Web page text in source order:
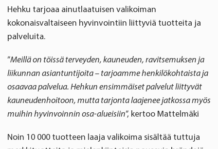
Hehku tarjoaa ainutlaatuisen valikoiman
kokonaisvaltaiseen hyvinvointiin liittyviä tuotteita ja
palveluita.
”Meillä on töissä terveyden, kauneuden, ravitsemuksen ja
liikunnan asiantuntijoita – tarjoamme henkilökohtaista ja
osaavaa palvelua. Hehkun ensimmäiset palvelut liittyvät
kauneudenhoitoon, mutta tarjonta laajenee jatkossa myös
muihin hyvinvoinnin osa-alueisiin”, kertoo Mattelmäki
Noin 10 000 tuotteen laaja valikoima sisältää tuttuja